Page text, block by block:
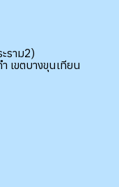
ราม2)
เขตบางขุนเทียน